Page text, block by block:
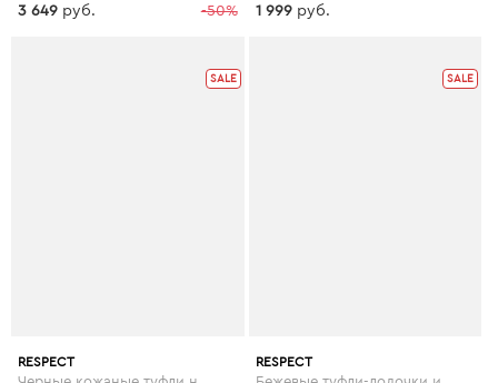
-50%
3 649 руб. 1 999 руб.
SALE
RESPECT
SALE
RESPECT